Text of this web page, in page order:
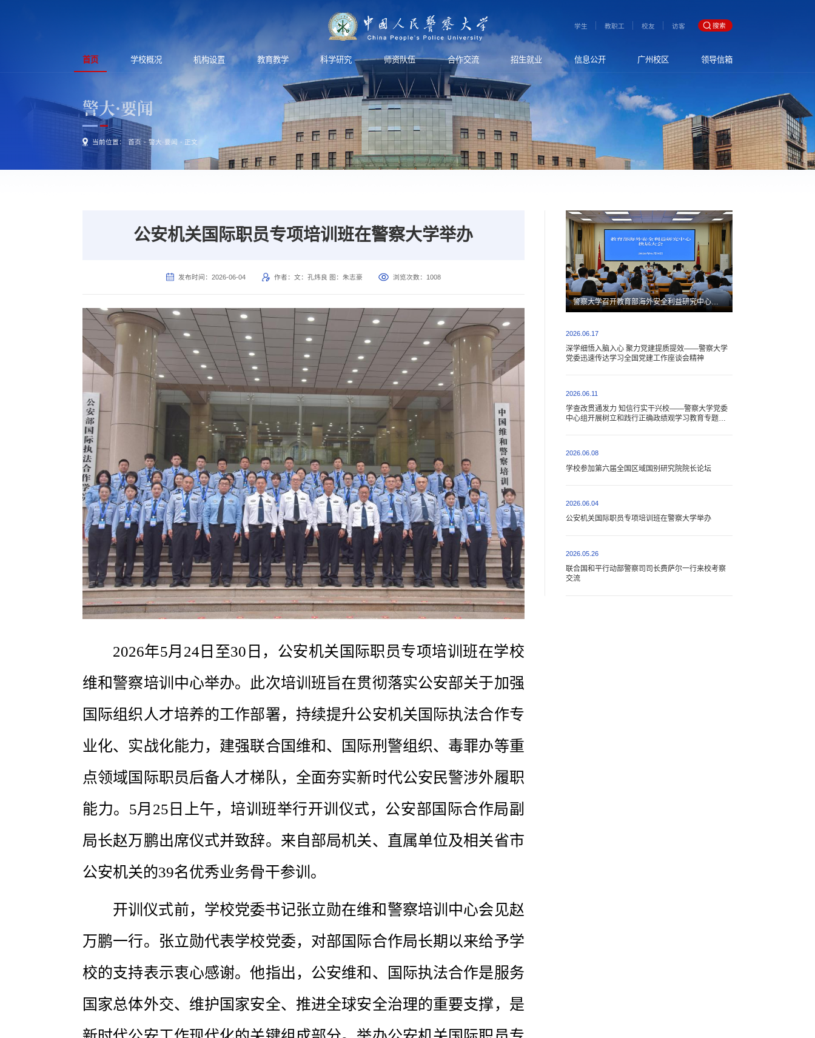
学生 教职工 校友 访客 搜索
首页 学校概况 机构设置 教育教学 科学研究 师资队伍 合作交流 招生就业 信息公开 广州校区 领导信箱
警大·要闻
当前位置： 首页 - 警大·要闻 - 正文
公安机关国际职员专项培训班在警察大学举办
发布时间：2026-06-04 作者：文：孔炜良 图：朱志豪 浏览次数： 1008
2026年5月24日至30日，公安机关国际职员专项培训班在学校
维和警察培训中心举办。此次培训班旨在贯彻落实公安部关于加强
国际组织人才培养的工作部署，持续提升公安机关国际执法合作专
业化、实战化能力，建强联合国维和、国际刑警组织、毒罪办等重
点领域国际职员后备人才梯队，全面夯实新时代公安民警涉外履职
能力。5月25日上午，培训班举行开训仪式，公安部国际合作局副
局长赵万鹏出席仪式并致辞。来自部局机关、直属单位及相关省市
公安机关的39名优秀业务骨干参训。
开训仪式前，学校党委书记张立勋在维和警察培训中心会见赵
万鹏一行。张立勋代表学校党委，对部国际合作局长期以来给予学
校的支持表示衷心感谢。他指出，公安维和、国际执法合作是服务
国家总体外交、维护国家安全、推进全球安全治理的重要支撑，是
警察大学召开教育部海外安全利益研究中心换届大会
2026.06.17
深学细悟入脑入心 聚力党建提质提效——警察大学
党委迅速传达学习全国党建工作座谈会精神
2026.06.11
学查改贯通发力 知信行实干兴校——警察大学党委
中心组开展树立和践行正确政绩观学习教育专题研
2026.06.08
学校参加第六届全国区域国别研究院院长论坛
2026.06.04
公安机关国际职员专项培训班在警察大学举办
2026.05.26
联合国和平行动部警察司司长费萨尔一行来校考察
交流